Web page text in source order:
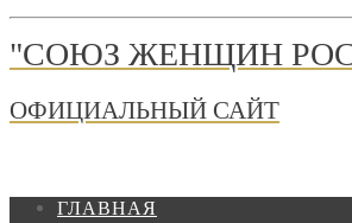
"СОЮЗ ЖЕНЩИН
ОФИЦИАЛЬНЫЙ САЙТ
ГЛАВНАЯ